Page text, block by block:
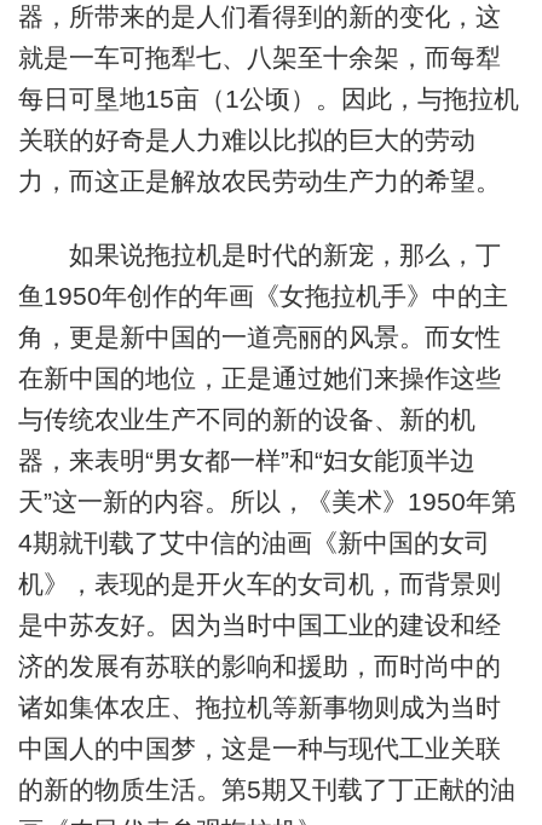
器，所带来的是人们看得到的新的变化，这
就是一车可拖犁七、八架至十余架，而每犁
每日可垦地15亩（1公顷）。因此，与拖拉机
关联的好奇是人力难以比拟的巨大的劳动
力，而这正是解放农民劳动生产力的希望。
如果说拖拉机是时代的新宠，那么，丁
鱼1950年创作的年画《女拖拉机手》中的主
角，更是新中国的一道亮丽的风景。而女性
在新中国的地位，正是通过她们来操作这些
与传统农业生产不同的新的设备、新的机
器，来表明“男女都一样”和“妇女能顶半边
天”这一新的内容。所以，《美术》1950年第
4期就刊载了艾中信的油画《新中国的女司
机》，表现的是开火车的女司机，而背景则
是中苏友好。因为当时中国工业的建设和经
济的发展有苏联的影响和援助，而时尚中的
诸如集体农庄、拖拉机等新事物则成为当时
中国人的中国梦，这是一种与现代工业关联
的新的物质生活。第5期又刊载了丁正献的油